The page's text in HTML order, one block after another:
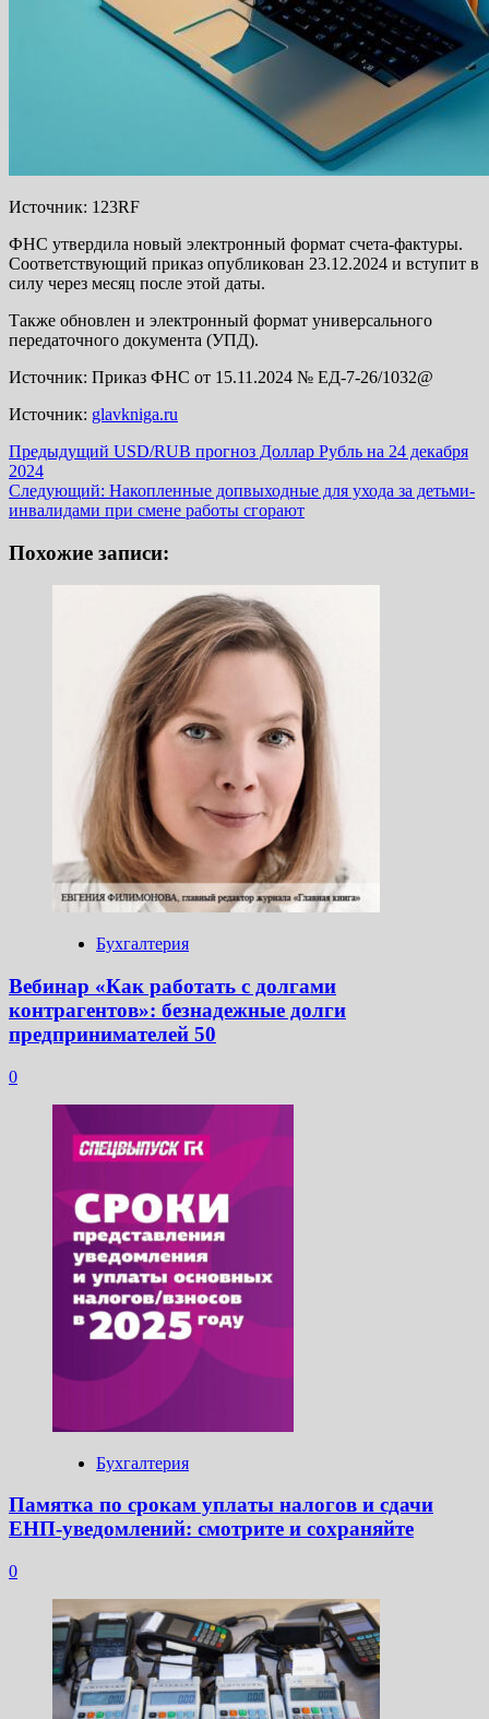
Источник: 123RF
ФНС утвердила новый электронный формат счета-фактуры.
Соответствующий приказ опубликован 23.12.2024 и вступит в
силу через месяц после этой даты.
Также обновлен и электронный формат универсального
передаточного документа (УПД).
Источник: Приказ ФНС от 15.11.2024 № ЕД-7-26/1032@
Источник: glavkniga.ru
Навигация
записи
Предыдущий USD/RUB прогноз Доллар Рубль на 24 декабря
2024
Следующий: Накопленные допвыходные для ухода за детьми-
инвалидами при смене работы сгорают
Похожие записи:
Бухгалтерия
Вебинар «Как работать с долгами
контрагентов»: безнадежные долги
предпринимателей 50
0
Бухгалтерия
Памятка по срокам уплаты налогов и сдачи
ЕНП-уведомлений: смотрите и сохраняйте
0